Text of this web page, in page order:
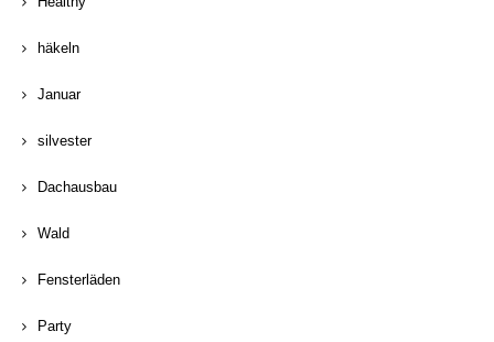
häkeln
Januar
silvester
Dachausbau
Wald
Fensterläden
Party